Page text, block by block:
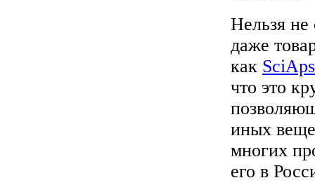
Нельзя не
даже
как SciAps
что это
иных
многих
его в